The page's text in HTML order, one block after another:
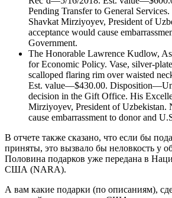
Pending Transfer to General
Shavkat Mirziyoyev, President of
acceptance would cause
Government.
The Honorable Lawrence Kudlow,
for Economic Policy. Vase, silver-
scalloped flaring rim over waisted
Est. value—$430.00.
decision in the Gift Office. His
Mirziyoyev, President of Uzbekistan.
cause embarrassment to donor and
В отчете также сказано, что если бы
приняты, это вызвало бы неловкость у
Половина подарков уже передана в
США (NARA).
А вам какие подарки (по описаниям),